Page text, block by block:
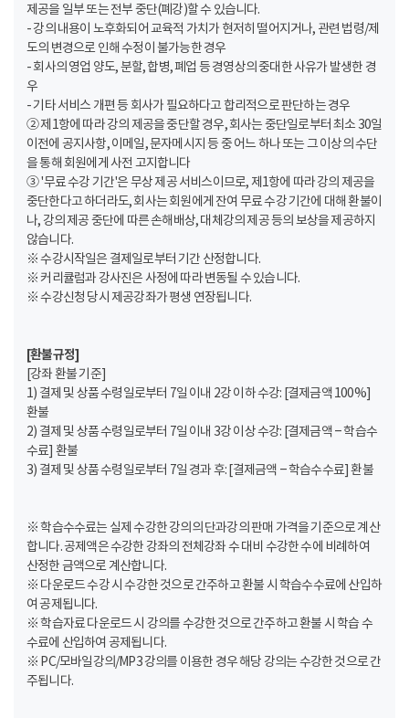
제공을 일부 또는 전부 중단(폐강)할 수 있습니다.
- 강의 내용이 노후화되어 교육적 가치가 현저히 떨어지거나, 관련 법령/제
도의 변경으로 인해 수정이 불가능한 경우
- 회사의 영업 양도, 분할, 합병, 폐업 등 경영상의 중대한 사유가 발생한 경
우
- 기타 서비스 개편 등 회사가 필요하다고 합리적으로 판단하는 경우
② 제1항에 따라 강의 제공을 중단할 경우, 회사는 중단일로부터 최소 30일
이전에 공지사항, 이메일, 문자메시지 등 중 어느 하나 또는 그 이상의 수단
을 통해 회원에게 사전 고지합니다
③ '무료 수강 기간'은 무상 제공 서비스이므로, 제1항에 따라 강의 제공을
중단한다고 하더라도, 회사는 회원에게 잔여 무료 수강 기간에 대해 환불이
나, 강의 제공 중단에 따른 손해배상, 대체강의 제공 등의 보상을 제공하지
않습니다.
※ 수강시작일은 결제일로부터 기간 산정합니다.
※ 커리큘럼과 강사진은 사정에 따라 변동될 수 있습니다.
※ 수강신청 당시 제공강좌가 평생 연장됩니다.
[환불규정]
[강좌 환불 기준]
1) 결제 및 상품 수령일로부터 7일 이내 2강 이하 수강: [결제금액 100%]
환불
2) 결제 및 상품 수령일로부터 7일 이내 3강 이상 수강: [결제금액 – 학습수
수료] 환불
3) 결제 및 상품 수령일로부터 7일 경과 후: [결제금액 – 학습수수료] 환불
※ 학습수수료는 실제 수강한 강의의 단과강의 판매 가격을 기준으로 계산
합니다. 공제액은 수강한 강좌의 전체강좌 수 대비 수강한 수에 비례하여
산정한 금액으로 계산합니다.
※ 다운로드 수강 시 수강한 것으로 간주하고 환불 시 학습수수료에 산입하
여 공제됩니다.
※ 학습자료 다운로드 시 강의를 수강한 것으로 간주하고 환불 시 학습 수
수료에 산입하여 공제됩니다.
※ PC/모바일강의/MP3 강의를 이용한 경우 해당 강의는 수강한 것으로 간
주됩니다.